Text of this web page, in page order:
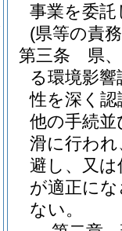
事業を委
(県等の責
第三条
県
る環境影
性を深く
他の手続
滑に行わ
避し、又
が適正に
ない。